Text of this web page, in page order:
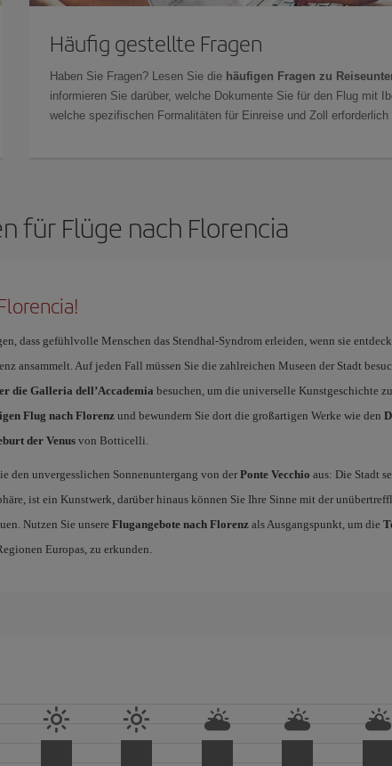
Häufig gestellte Fragen
Haben Sie Fragen? Lesen Sie die häufigen Fragen zu
informieren Sie darüber, welche Dokumente Sie für den Flug mit
welche spezifischen Formalitäten für Einreise und Zoll erforderlich
für Flüge nach Florencia
dass gefühlvolle Menschen das Stendhal-Syndrom erleiden, wenn sie
ansammelt. Auf jeden Fall müssen Sie die zahlreichen Museen der Stadt
die Galleria dell’Accademia besuchen, um die universelle Kunstgeschichte
Flug nach Florenzund bewundern Sie dort die großartigen Werke wie den
der Venusvon Botticelli.
den unvergesslichen Sonnenuntergang von derPonte Vecchio aus: Die Stadt
ist ein Kunstwerk, darüber hinaus können Sie Ihre Sinne mit der
Nutzen Sie unsere Flugangebote nach Florenzals Ausgangspunkt, um die
Europas, zu erkunden.